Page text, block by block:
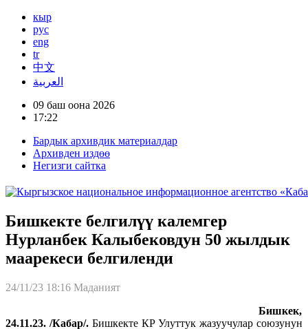
кыр
рус
eng
tr
中文
العربية
09 баш оона 2026
17:22
Бардык архивдик материалдар
Архивден издөө
Негизги сайтка
Бишкекте белгилүү калемгер
Нурланбек Калыбековдун 50 жылдык
маарекеси белгиленди
24/11/23 18:16 Маданият
Бишкек,
24.11.23. /Кабар/. Бишкекте КР Улуттук жазуучулар союзунун